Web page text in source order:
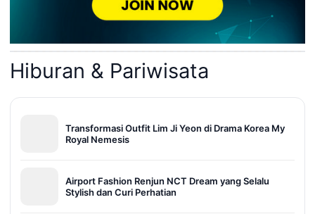
Hiburan & Pariwisata
Transformasi Outfit Lim Ji Yeon di Drama Korea My
Royal Nemesis
Airport Fashion Renjun NCT Dream yang Selalu
Stylish dan Curi Perhatian